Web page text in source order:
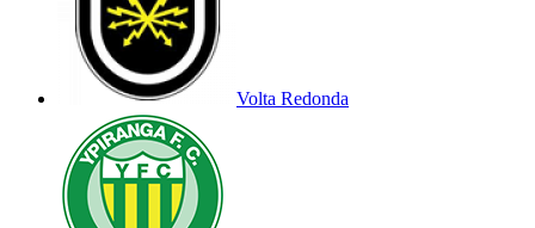
Volta Redonda